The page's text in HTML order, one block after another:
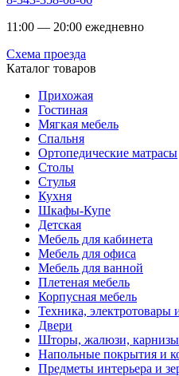
11:00 — 20:00 ежедневно
Схема проезда
Каталог товаров
Прихожая
Гостиная
Мягкая мебель
Спальня
Ортопедические матрасы
Столы
Стулья
Кухня
Шкафы-Купе
Детская
Мебель для кабинета
Мебель для офиса
Мебель для ванной
Плетеная мебель
Корпусная мебель
Техника, электротовары
Двери
Шторы, жалюзи, карнизы
Напольные покрытия и
Предметы интерьера и